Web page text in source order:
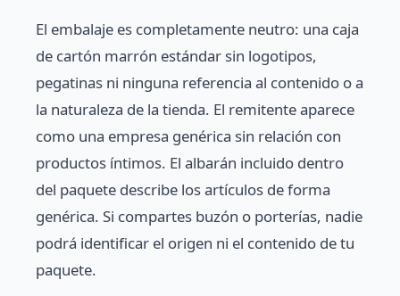
El embalaje es completamente neutro: una caja
de cartón marrón estándar sin logotipos,
pegatinas ni ninguna referencia al contenido o a
la naturaleza de la tienda. El remitente aparece
como una empresa genérica sin relación con
productos íntimos. El albarán incluido dentro
del paquete describe los artículos de forma
genérica. Si compartes buzón o porterías, nadie
podrá identificar el origen ni el contenido de tu
paquete.